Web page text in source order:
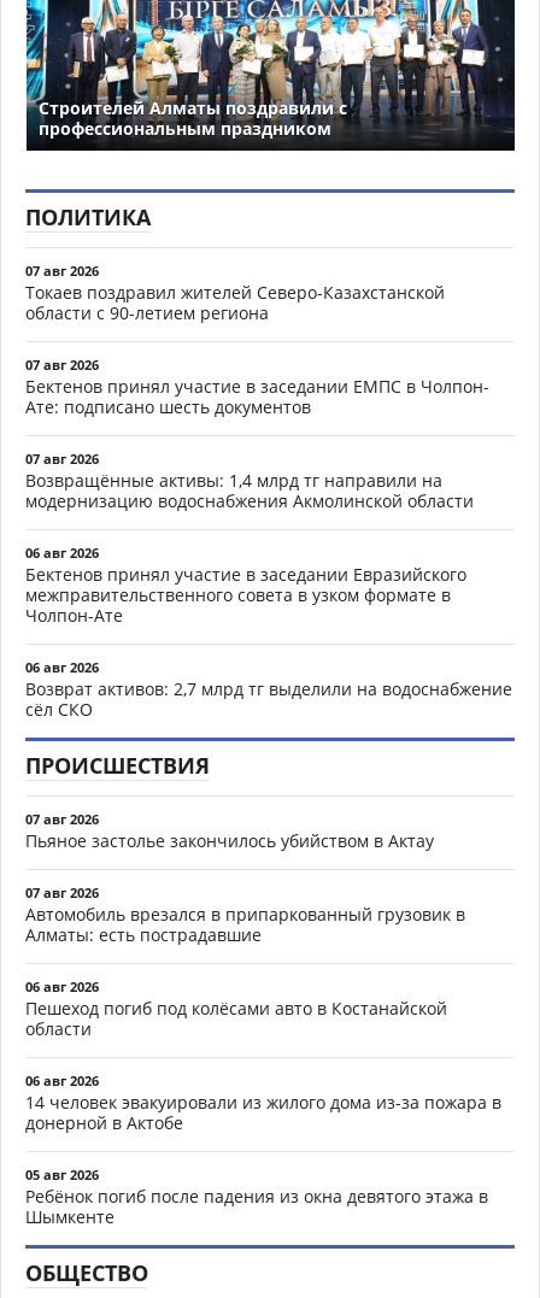
Строителей Алматы поздравили с
профессиональным праздником
ПОЛИТИКА
07 авг 2026
Токаев поздравил жителей Северо-Казахстанской
области с 90-летием региона
07 авг 2026
Бектенов принял участие в заседании ЕМПС в Чолпон-
Ате: подписано шесть документов
07 авг 2026
Возвращённые активы: 1,4 млрд тг направили на
модернизацию водоснабжения Акмолинской области
06 авг 2026
Бектенов принял участие в заседании Евразийского
межправительственного совета в узком формате в
Чолпон-Ате
06 авг 2026
Возврат активов: 2,7 млрд тг выделили на водоснабжение
сёл СКО
ПРОИСШЕСТВИЯ
07 авг 2026
Пьяное застолье закончилось убийством в Актау
07 авг 2026
Автомобиль врезался в припаркованный грузовик в
Алматы: есть пострадавшие
06 авг 2026
Пешеход погиб под колёсами авто в Костанайской
области
06 авг 2026
14 человек эвакуировали из жилого дома из-за пожара в
донерной в Актобе
05 авг 2026
Ребёнок погиб после падения из окна девятого этажа в
Шымкенте
ОБЩЕСТВО